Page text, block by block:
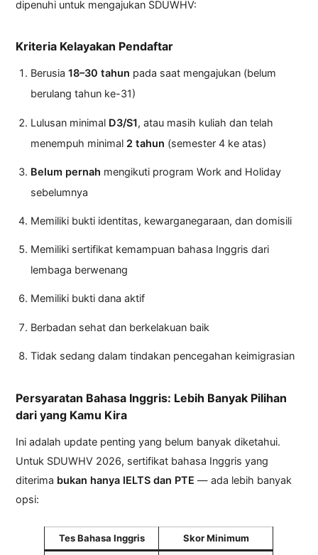
dipenuhi untuk mengajukan SDUWHV:
Kriteria Kelayakan Pendaftar
Berusia18–30 tahun pada saat mengajukan (belum
berulang tahun ke-31)
Lulusan minimal D3/S1, atau masih kuliah dan telah
menempuh minimal 2 tahun (semester 4 ke atas)
Belum pernah mengikuti program Work and Holiday
sebelumnya
Memiliki bukti identitas, kewarganegaraan, dan domisili
Memiliki sertifikat kemampuan bahasa Inggris dari
lembaga berwenang
Memiliki bukti dana aktif
Berbadan sehat dan berkelakuan baik
Tidak sedang dalam tindakan pencegahan keimigrasian
Persyaratan Bahasa Inggris: Lebih Banyak Pilihan
dari yang Kamu Kira
Ini adalah update penting yang belum banyak diketahui.
Untuk SDUWHV 2026, sertifikat bahasa Inggris yang
diterima bukan hanya IELTS dan PTE — ada lebih banyak
opsi:
Tes Bahasa Inggris Skor Minimum